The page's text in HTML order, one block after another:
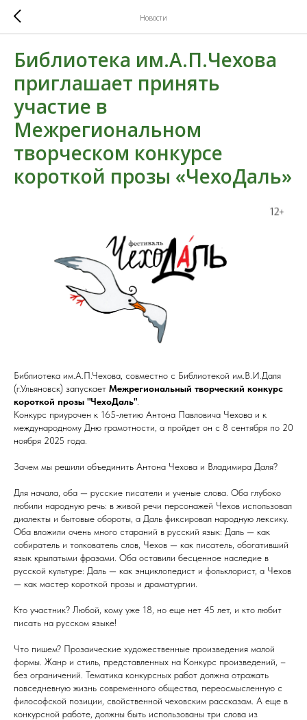
Новости
Библиотека им.А.П.Чехова
приглашает принять
участие в
Межрегиональном
творческом конкурсе
короткой прозы «ЧехоДаль»
Библиотека им.А.П.Чехова, совместно с Библиотекой им.В.И.Даля
(г.Ульяновск) запускает Межрегиональный творческий конкурс
короткой прозы "ЧехоДаль"
Конкурс приурочен к 165-летию Антона Павловича Чехова и к
международному Дню грамотности, а пройдет он с 8 сентября по 20
ноября 2025 года.
Зачем мы решили объединить Антона Чехова и Владимира Даля?
Для начала, оба — русские писатели и ученые слова. Оба глубоко
любили народную речь: в живой речи персонажей Чехов использовал
диалекты и бытовые обороты, а Даль фиксировал народную лексику.
Оба вложили очень много стараний в русский язык: Даль — как
собиратель и толкователь слов, Чехов — как писатель, обогативший
язык крылатыми фразами. Оба оставили бесценное наследие в
русской культуре: Даль — как энциклопедист и фольклорист, а Чехов
— как мастер короткой прозы и драматургии.
Кто участник? Любой, кому уже 18, но еще нет 45 лет, и кто любит
писать на русском языке!
Что пишем? Прозаические художественные произведения малой
формы. Жанр и стиль, представленных на Конкурс произведений, –
без ограничений. Тематика конкурсных работ должна отражать
повседневную жизнь современного общества, переосмысленную с
философской позиции, свойственной чеховским рассказам. А еще в
конкурсной работе, должны быть использованы три слова из